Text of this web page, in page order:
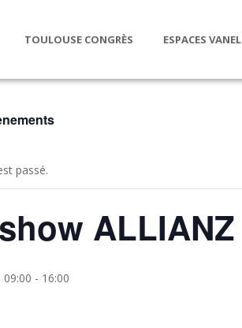
TOULOUSE CONGRÈS ESPACES VANEL
passé.
ALLIANZ
- 16:00